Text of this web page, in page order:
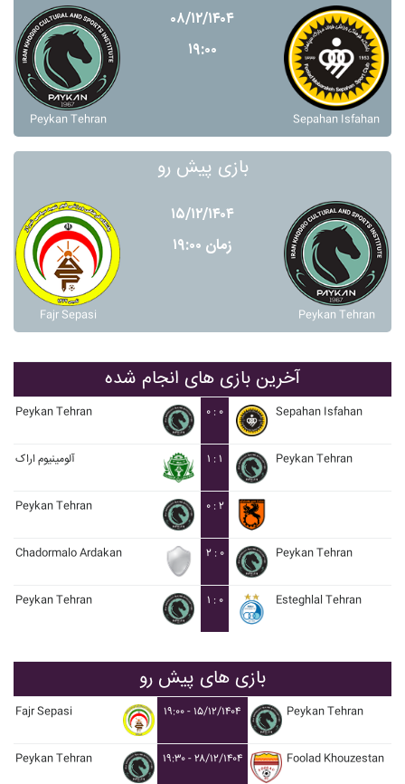
Peykan Tehran
۰۸/۱۲/۱۴۰۴
۱۹:۰۰
Sepahan Isfahan
بازی پیش رو
Fajr Sepasi
۱۵/۱۲/۱۴۰۴
زمان ۱۹:۰۰
Peykan Tehran
آخرین بازی های انجام شده
Peykan Tehran ۰ : ۰ Sepahan Isfahan
آلومينيوم اراک ۱ : ۱ Peykan Tehran
Peykan Tehran ۰ : ۲
Chadormalo Ardakan ۲ : ۰ Peykan Tehran
Peykan Tehran ۱ : ۰ Esteghlal Tehran
بازی های پیش رو
Fajr Sepasi ۱۹:۰۰ - ۱۵/۱۲/۱۴۰۴ Peykan Tehran
Peykan Tehran ۱۹:۳۰ - ۲۸/۱۲/۱۴۰۴ Foolad Khouzestan